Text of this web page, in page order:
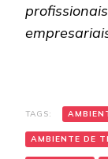
TAGS:
AMBIENTE DE